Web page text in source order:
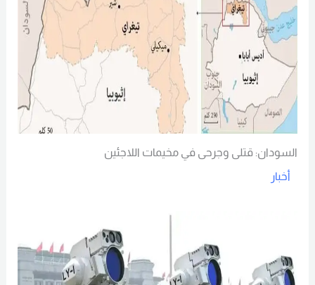
السودان: قتلى وجرحى في مخيمات اللاجئين
أخبار